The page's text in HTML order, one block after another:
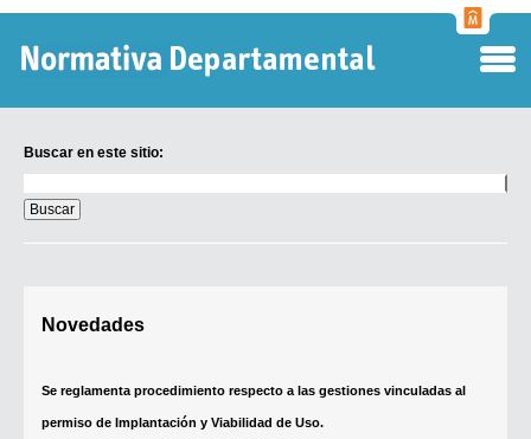
Buscar en este sitio:
en
este
sitio:
Novedades
Se reglamenta procedimiento respecto a las gestiones vinculadas al
permiso de Implantación y Viabilidad de Uso.